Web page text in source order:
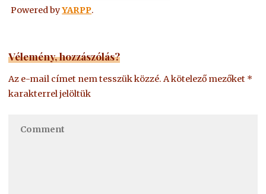
Powered byYARPP.
Vélemény, hozzászólás?
Az e-mail címet nem tesszük közzé. A kötelező mezőket *
karakterrel jelöltük